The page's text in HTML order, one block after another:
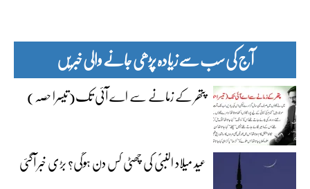
آج کی سب سے زیادہ پڑھی جانے والی خبریں
پتھر کے زمانے سے اے آئی تک(تیسرا حصہ)
عید میلاد النبیؐ کی چھٹی کس دن ہوگی؟ بڑی خبر آگئی